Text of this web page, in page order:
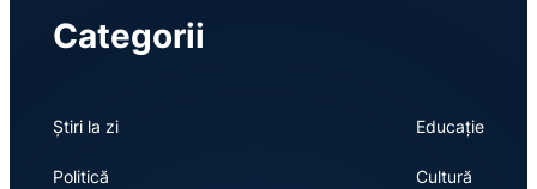
Categorii
Știri la zi
Politică
Educație
Cultură